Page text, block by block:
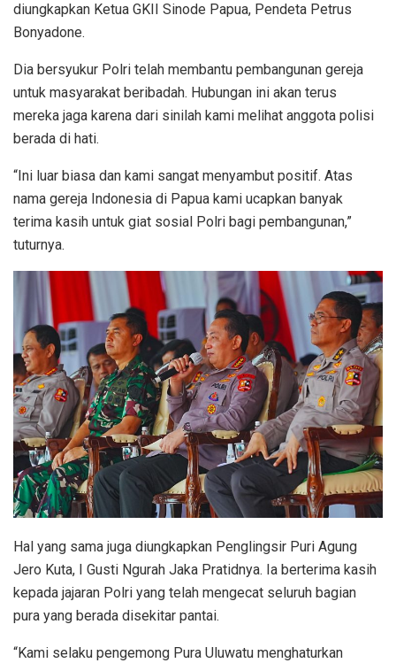
diungkapkan Ketua GKII Sinode Papua, Pendeta Petrus
Bonyadone.
Dia bersyukur Polri telah membantu pembangunan gereja
untuk masyarakat beribadah. Hubungan ini akan terus
mereka jaga karena dari sinilah kami melihat anggota polisi
berada di hati.
“Ini luar biasa dan kami sangat menyambut positif. Atas
nama gereja Indonesia di Papua kami ucapkan banyak
terima kasih untuk giat sosial Polri bagi pembangunan,”
tuturnya.
Hal yang sama juga diungkapkan Penglingsir Puri Agung
Jero Kuta, I Gusti Ngurah Jaka Pratidnya. Ia berterima kasih
kepada jajaran Polri yang telah mengecat seluruh bagian
pura yang berada disekitar pantai.
“Kami selaku pengemong Pura Uluwatu menghaturkan